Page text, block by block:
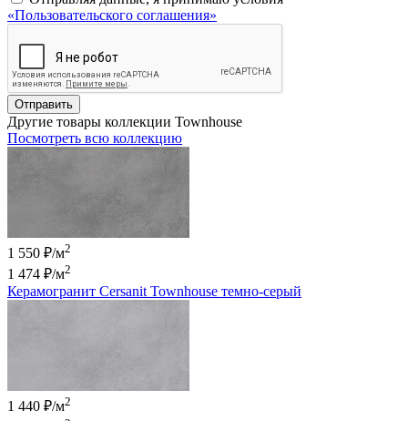
«Пользовательского соглашения»
Отправить
Другие товары коллекции Townhouse
Посмотреть всю коллекцию
1 550 ₽/м2
1 474 ₽/м2
Керамогранит Cersanit Townhouse темно-серый
1 440 ₽/м2